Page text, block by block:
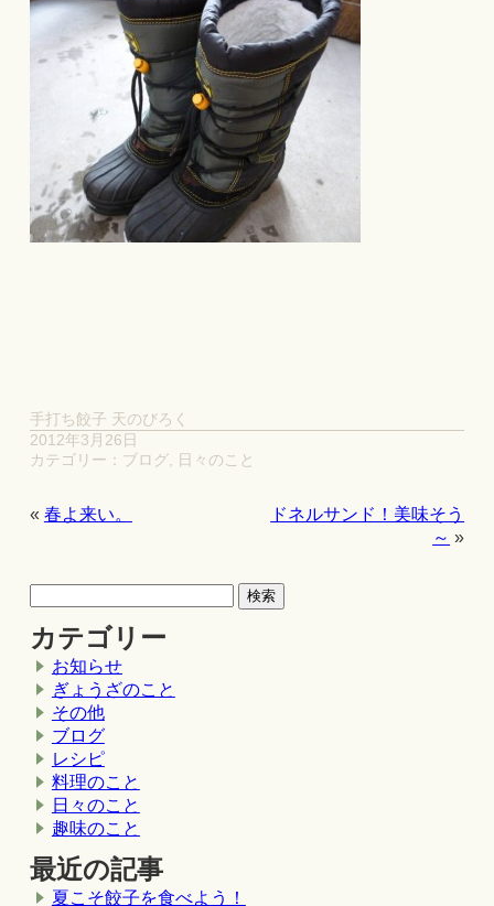
手打ち餃子 天のびろく
2012年3月26日
カテゴリー： ブログ, 日々のこと
« 春よ来い。
ドネルサンド！美味そう
～ »
カテゴリー
お知らせ
ぎょうざのこと
その他
ブログ
レシピ
料理のこと
日々のこと
趣味のこと
最近の記事
夏こそ餃子を食べよう！